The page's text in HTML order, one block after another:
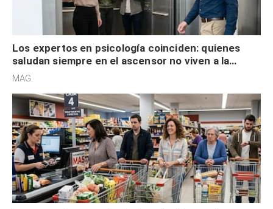
Los expertos en psicología coinciden: quienes
saludan siempre en el ascensor no viven a la
defensiva y tienen apertura social
MAG.